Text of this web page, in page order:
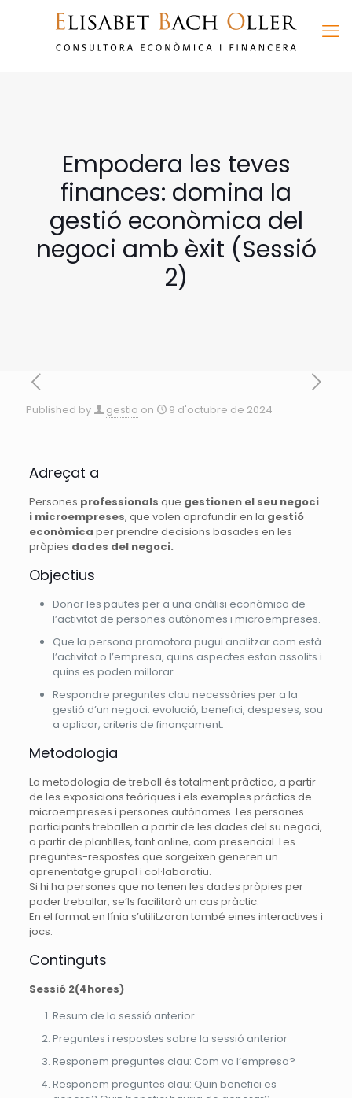
Empodera les teves
finances: domina la
gestió econòmica del
negoci amb èxit (Sessió
2)
Published by gestio on 9 d'octubre de 2024
Adreçat a
Persones professionals que gestionen el seu negoci
i microempreses, que volen aprofundir en la gestió
econòmica per prendre decisions basades en les
pròpies dades del negoci.
Objectius
Donar les pautes per a una anàlisi econòmica de
l’activitat de persones autònomes i microempreses.
Que la persona promotora pugui analitzar com està
l’activitat o l’empresa, quins aspectes estan assolits i
quins es poden millorar.
Respondre preguntes clau necessàries per a la
gestió d’un negoci: evolució, benefici, despeses, sou
a aplicar, criteris de finançament.
Metodologia
La metodologia de treball és totalment pràctica, a partir
de les exposicions teòriques i els exemples pràctics de
microempreses i persones autònomes. Les persones
participants treballen a partir de les dades del su negoci,
a partir de plantilles, tant online, com presencial. Les
preguntes-respostes que sorgeixen generen un
aprenentatge grupal i col·laboratiu.
Si hi ha persones que no tenen les dades pròpies per
poder treballar, se’ls facilitarà un cas pràctic.
En el format en línia s’utilitzaran també eines interactives i
jocs.
Continguts
Sessió 2(4hores)
Resum de la sessió anterior
Preguntes i respostes sobre la sessió anterior
Responem preguntes clau: Com va l’empresa?
Responem preguntes clau: Quin benefici es